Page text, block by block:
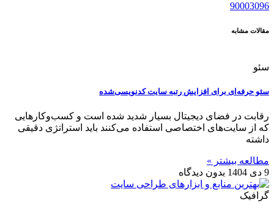
90003096
مقالات مشابه
سئو
سئو حرفه‌ای برای افزایش رتبه سایت‌ کدنویسی‌شده
رقابت در فضای دیجیتال بسیار شدید شده است و کسب‌وکارهایی
که از سایت‌های اختصاصی استفاده می‌کنند باید استراتژی دقیقی
داشته
مطالعه بیشتر »
9 دی 1404
بدون دیدگاه
گرافیک